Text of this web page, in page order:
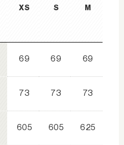
XS S M
69 69 69
73 73 73
605 605 625